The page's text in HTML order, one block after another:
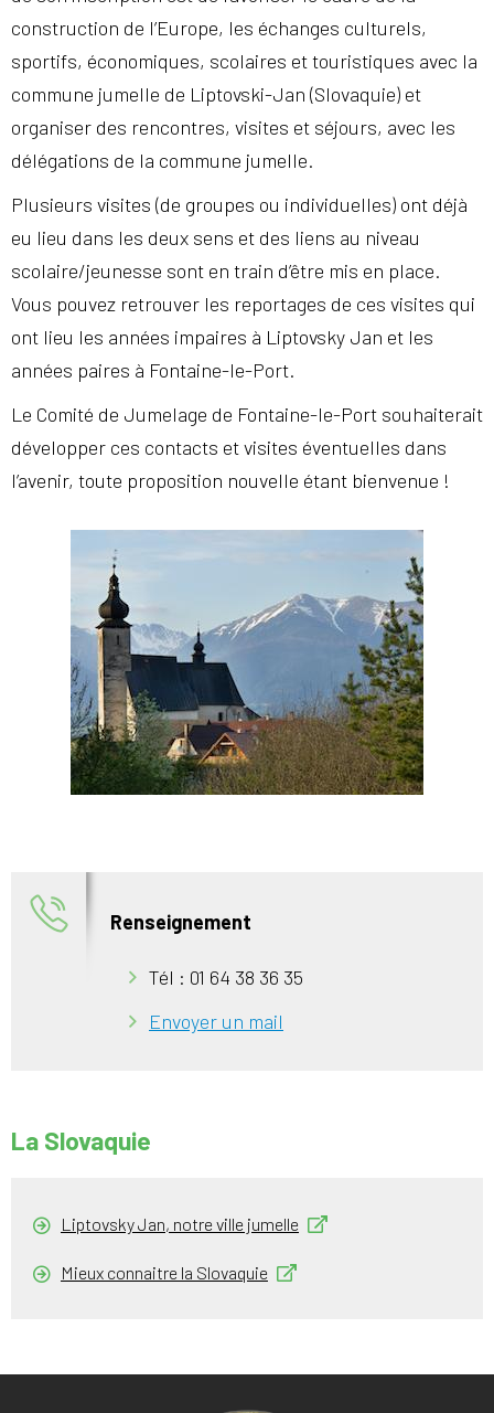
construction de l’Europe, les échanges culturels,
sportifs, économiques, scolaires et touristiques avec la
commune jumelle de Liptovski-Jan (Slovaquie) et
organiser des rencontres, visites et séjours, avec les
délégations de la commune jumelle.
Plusieurs visites (de groupes ou individuelles) ont déjà
eu lieu dans les deux sens et des liens au niveau
scolaire/jeunesse sont en train d’être mis en place.
Vous pouvez retrouver les reportages de ces visites qui
ont lieu les années impaires à Liptovsky Jan et les
années paires à Fontaine-le-Port.
Le Comité de Jumelage de Fontaine-le-Port souhaiterait
développer ces contacts et visites éventuelles dans
l’avenir, toute proposition nouvelle étant bienvenue !
Renseignement
Tél : 01 64 38 36 35
Envoyer un mail
La Slovaquie
Liptovsky Jan, notre ville jumelle
Mieux connaitre la Slovaquie